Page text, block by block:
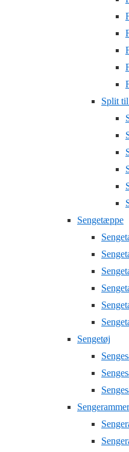
Split til
Sengetæppe
Sengetøj
Sengerammer